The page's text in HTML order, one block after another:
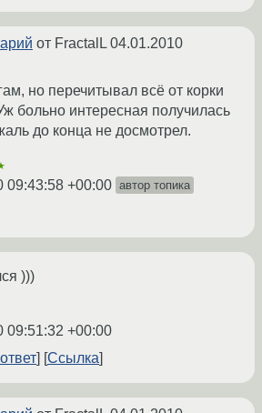
от FractalL04.01.2010
но перечитывал всё от корки
больно интересная получилась
до конца не досмотрел.
09:43:58 +00:00 автор топика
)))
09:51:32 +00:00
Ссылка